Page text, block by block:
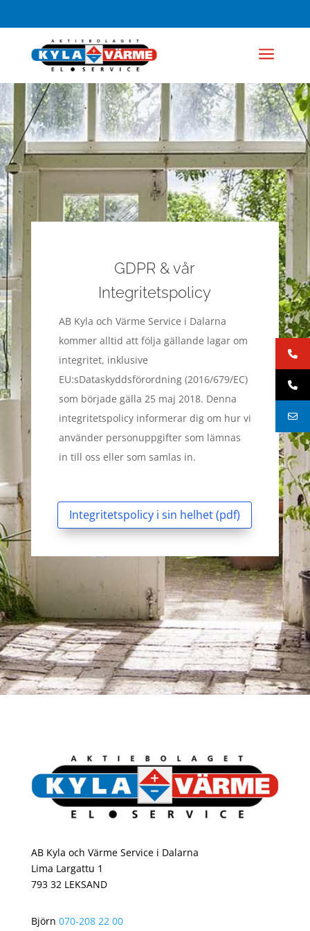
a
GDPR & vår
Integritetspolicy
AB Kyla och Värme Service i Dalarna
kommer alltid att följa gällande lagar om
integritet, inklusive
EU:sDataskyddsförordning (2016/679/EC)
som började gälla 25 maj 2018. Denna
integritetspolicy informerar dig om hur vi
använder personuppgifter som lämnas
in till oss eller som samlas in.
Integritetspolicy i sin helhet (pdf)
AB Kyla och Värme Service i Dalarna
Lima Largattu 1
793 32 LEKSAND
Björn 070-208 22 00